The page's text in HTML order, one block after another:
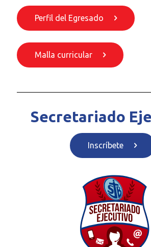
Perfil del Egresado
Malla curricular
Secretariado
Inscríbete